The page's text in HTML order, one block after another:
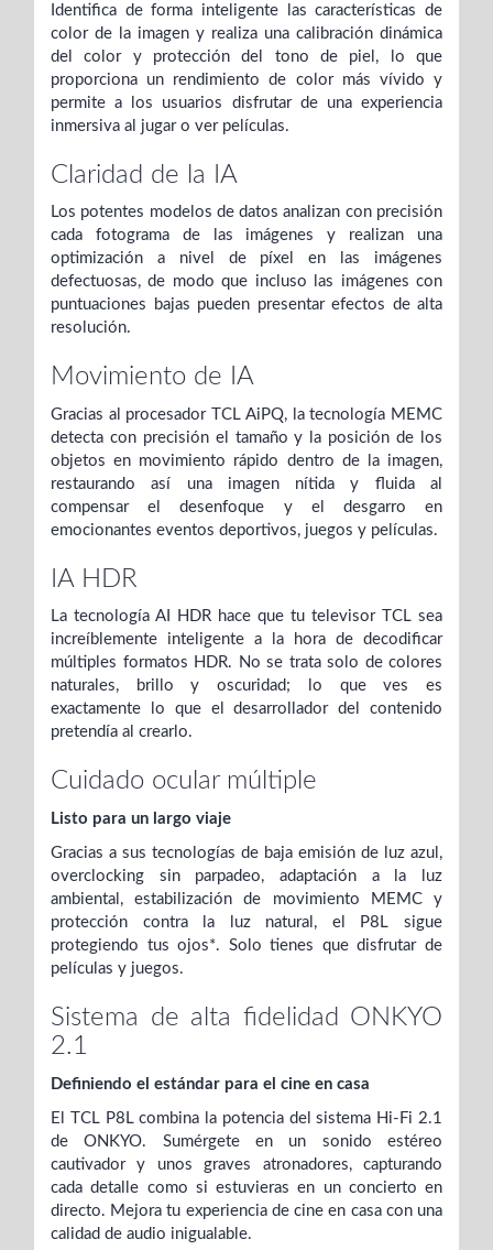
Identifica de forma inteligente las características de
color de la imagen y realiza una calibración dinámica
del color y protección del tono de piel, lo que
proporciona un rendimiento de color más vívido y
permite a los usuarios disfrutar de una experiencia
inmersiva al jugar o ver películas.
Claridad de la IA
Los potentes modelos de datos analizan con precisión
cada fotograma de las imágenes y realizan una
optimización a nivel de píxel en las imágenes
defectuosas, de modo que incluso las imágenes con
puntuaciones bajas pueden presentar efectos de alta
resolución.
Movimiento de IA
Gracias al procesador TCL AiPQ, la tecnología MEMC
detecta con precisión el tamaño y la posición de los
objetos en movimiento rápido dentro de la imagen,
restaurando así una imagen nítida y fluida al
compensar el desenfoque y el desgarro en
emocionantes eventos deportivos, juegos y películas.
IA HDR
La tecnología AI HDR hace que tu televisor TCL sea
increíblemente inteligente a la hora de decodificar
múltiples formatos HDR. No se trata solo de colores
naturales, brillo y oscuridad; lo que ves es
exactamente lo que el desarrollador del contenido
pretendía al crearlo.
Cuidado ocular múltiple
Listo para un largo viaje
Gracias a sus tecnologías de baja emisión de luz azul,
overclocking sin parpadeo, adaptación a la luz
ambiental, estabilización de movimiento MEMC y
protección contra la luz natural, el P8L sigue
protegiendo tus ojos*. Solo tienes que disfrutar de
películas y juegos.
Sistema de alta fidelidad ONKYO
2.1
Definiendo el estándar para el cine en casa
El TCL P8L combina la potencia del sistema Hi-Fi 2.1
de ONKYO. Sumérgete en un sonido estéreo
cautivador y unos graves atronadores, capturando
cada detalle como si estuvieras en un concierto en
directo. Mejora tu experiencia de cine en casa con una
calidad de audio inigualable.